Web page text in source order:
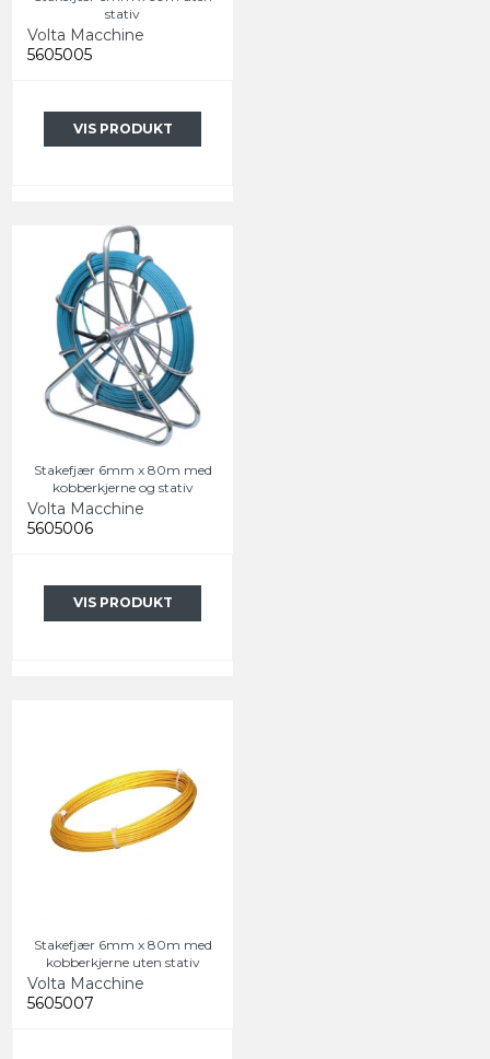
stativ
Volta Macchine
5605005
VIS PRODUKT
Stakefjær 6mm x 80m med
kobberkjerne og stativ
Volta Macchine
5605006
VIS PRODUKT
Stakefjær 6mm x 80m med
kobberkjerne uten stativ
Volta Macchine
5605007